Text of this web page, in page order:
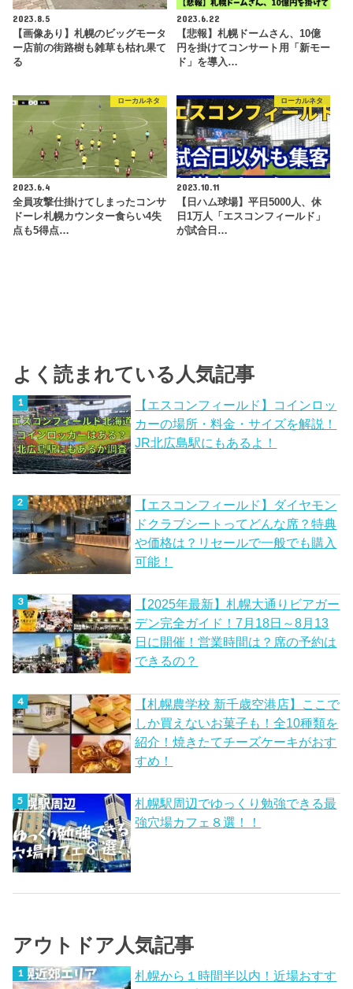
2023.8.5
【画像あり】札幌のビッグモータ
ー店前の街路樹も雑草も枯れ果て
る
2023.6.22
【悲報】札幌ドームさん、10億
円を掛けてコンサート用「新モー
ド」を導入…
ローカルネタ
2023.6.4
全員攻撃仕掛けてしまったコンサ
ドーレ札幌カウンター食らい4失
点も5得点…
ローカルネタ
2023.10.11
【日ハム球場】平日5000人、休
日1万人「エスコンフィールド」
が試合日…
よく読まれている人気記事
【エスコンフィールド】コインロッ
カーの場所・料金・サイズを解説！
JR北広島駅にもあるよ！
【エスコンフィールド】ダイヤモン
ドクラブシートってどんな席？特典
や価格は？リセールで一般でも購入
可能！
【2025年最新】札幌大通りビアガー
デン完全ガイド！7月18日～8月13
日に開催！営業時間は？席の予約は
できるの？
【札幌農学校 新千歳空港店】ここで
しか買えないお菓子も！全10種類を
紹介！焼きたてチーズケーキがおす
すめ！
札幌駅周辺でゆっくり勉強できる最
強穴場カフェ８選！！
アウトドア人気記事
札幌から１時間半以内！近場おすす